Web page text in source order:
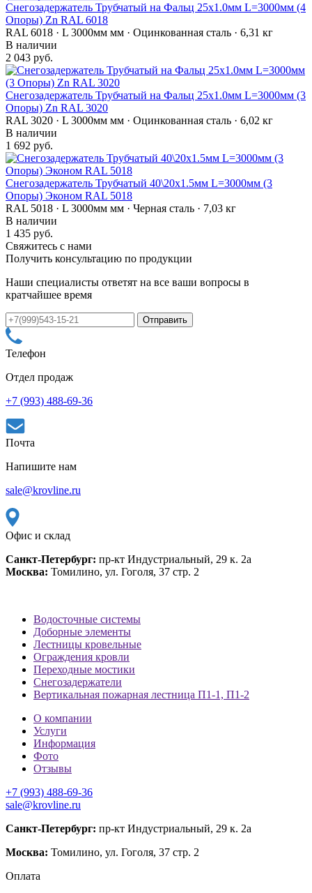
Снегозадержатель Трубчатый на Фальц 25х1.0мм L=3000мм (4
Опоры) Zn RAL 6018
RAL 6018 · L 3000мм мм · Оцинкованная сталь · 6,31 кг
В наличии
2 043 руб.
Снегозадержатель Трубчатый на Фальц 25х1.0мм L=3000мм (3
Опоры) Zn RAL 3020
RAL 3020 · L 3000мм мм · Оцинкованная сталь · 6,02 кг
В наличии
1 692 руб.
Снегозадержатель Трубчатый 40\20х1.5мм L=3000мм (3
Опоры) Эконом RAL 5018
RAL 5018 · L 3000мм мм · Черная сталь · 7,03 кг
В наличии
1 435 руб.
Свяжитесь с нами
Получить консультацию по продукции
Наши специалисты ответят на все ваши вопросы в
кратчайшее время
Телефон
Отдел продаж
+7 (993) 488-69-36
Почта
Напишите нам
sale@krovline.ru
Офис и склад
Санкт-Петербург: пр-кт Индустриальный, 29 к. 2а
Москва: Томилино, ул. Гоголя, 37 стр. 2
Водосточные системы
Доборные элементы
Лестницы кровельные
Ограждения кровли
Переходные мостики
Снегозадержатели
Вертикальная пожарная лестница П1-1, П1-2
О компании
Услуги
Информация
Фото
Отзывы
+7 (993) 488-69-36
sale@krovline.ru
Санкт-Петербург: пр-кт Индустриальный, 29 к. 2а
Москва: Томилино, ул. Гоголя, 37 стр. 2
Оплата